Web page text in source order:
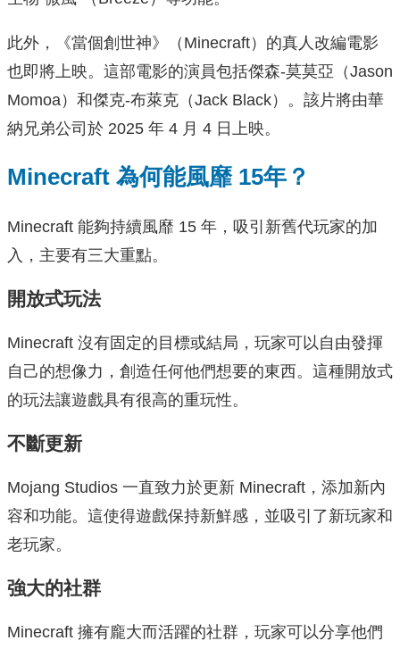
此外，《當個創世神》（Minecraft）的真人改編電影
也即將上映。這部電影的演員包括傑森-莫莫亞（Jason
Momoa）和傑克-布萊克（Jack Black）。該片將由華
納兄弟公司於 2025 年 4 月 4 日上映。
Minecraft 為何能風靡 15年？
Minecraft 能夠持續風靡 15 年，吸引新舊代玩家的加
入，主要有三大重點。
開放式玩法
Minecraft 沒有固定的目標或結局，玩家可以自由發揮
自己的想像力，創造任何他們想要的東西。這種開放式
的玩法讓遊戲具有很高的重玩性。
不斷更新
Mojang Studios 一直致力於更新 Minecraft，添加新內
容和功能。這使得遊戲保持新鮮感，並吸引了新玩家和
老玩家。
強大的社群
Minecraft 擁有龐大而活躍的社群，玩家可以分享他們